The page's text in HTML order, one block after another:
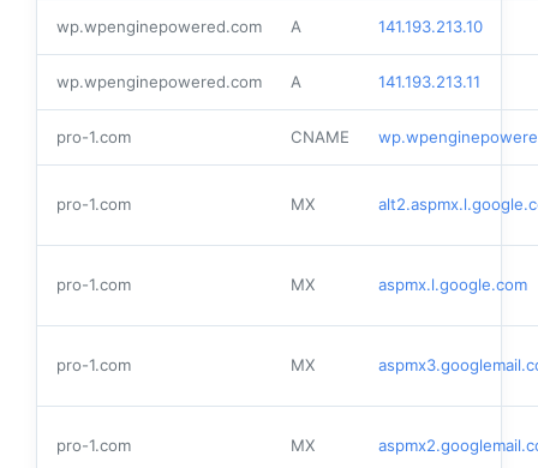
wp.wpenginepowered.com A 141.193.213.10
wp.wpenginepowered.com A 141.193.213.11
pro-1.com CNAME
pro-1.com MX
pro-1.com MX aspmx.l.google.com
pro-1.com MX
pro-1.com MX